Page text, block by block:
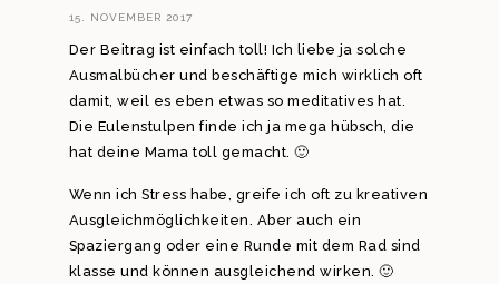
15. NOVEMBER 2017
Der Beitrag ist einfach toll! Ich liebe ja solche
Ausmalbücher und beschäftige mich wirklich oft
damit, weil es eben etwas so meditatives hat.
Die Eulenstulpen finde ich ja mega hübsch, die
hat deine Mama toll gemacht. 🙂
Wenn ich Stress habe, greife ich oft zu kreativen
Ausgleichmöglichkeiten. Aber auch ein
Spaziergang oder eine Runde mit dem Rad sind
klasse und können ausgleichend wirken. 🙂